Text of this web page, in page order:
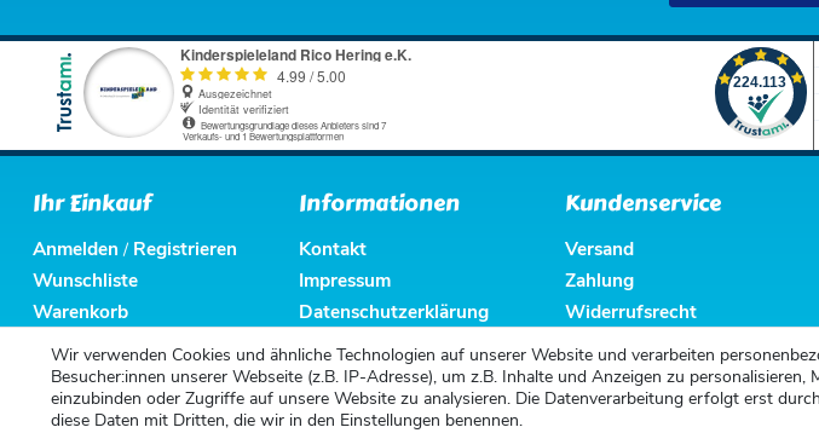
Wir verwenden Cookies und ähnliche Technologien auf unserer Website und verarbeiten
Besucher:innen unserer Webseite (z.B. IP-Adresse), um z.B. Inhalte und Anzeigen zu personalisieren,
einzubinden oder Zugriffe auf unsere Website zu analysieren. Die Datenverarbeitung erfolgt erst
diese Daten mit Dritten, die wir in den Einstellungen benennen.
Ihr Einkauf
Anmelden / Registrieren
Wunschliste
Warenkorb
Kasse
Informationen
Kontakt
Impressum
Datenschutzerklärung
AGB
Altbatterieentsorgung
Kundenservice
Versand
Zahlung
Widerrufsrecht
Widerrufsformular